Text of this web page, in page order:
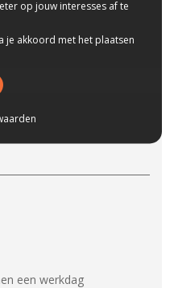
een werkdag
op jouw interesses af te
je akkoord met het plaatsen